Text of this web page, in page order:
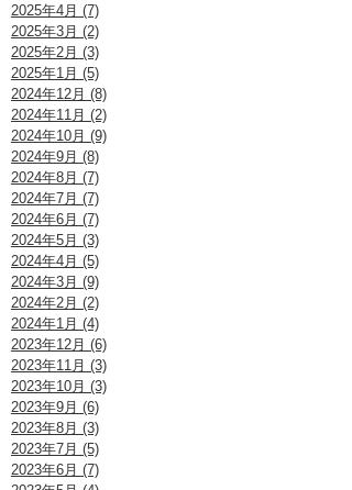
2025年4月 (7)
2025年3月 (2)
2025年2月 (3)
2025年1月 (5)
2024年12月 (8)
2024年11月 (2)
2024年10月 (9)
2024年9月 (8)
2024年8月 (7)
2024年7月 (7)
2024年6月 (7)
2024年5月 (3)
2024年4月 (5)
2024年3月 (9)
2024年2月 (2)
2024年1月 (4)
2023年12月 (6)
2023年11月 (3)
2023年10月 (3)
2023年9月 (6)
2023年8月 (3)
2023年7月 (5)
2023年6月 (7)